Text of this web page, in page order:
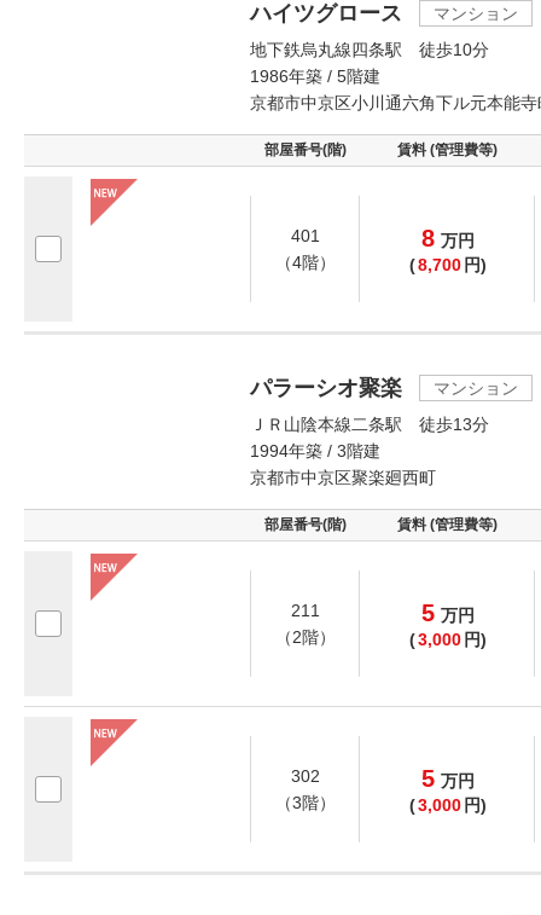
ハイツグロース
マンション
地下鉄烏丸線四条駅 徒歩10分
1986年築 / 5階建
京都市中京区小川通六角下ル元本能寺
部屋番号(階) 賃料 (管理費等)
401
（4階）
8 万円
(8,700 円)
パラーシオ聚楽
マンション
ＪＲ山陰本線二条駅 徒歩13分
1994年築 / 3階建
京都市中京区聚楽廻西町
部屋番号(階) 賃料 (管理費等)
211
（2階）
5 万円
(3,000 円)
302
（3階）
5 万円
(3,000 円)